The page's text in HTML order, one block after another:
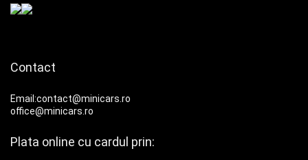
Contact
Email:contact@minicars.ro
office@minicars.ro
Plata online cu cardul prin: